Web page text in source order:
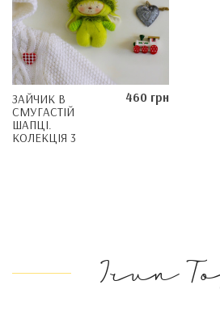
ЗАЙЧИК В
СМУГАСТІЙ
ШАПЦІ.
КОЛЕКЦІЯ 3
460 грн
Irun